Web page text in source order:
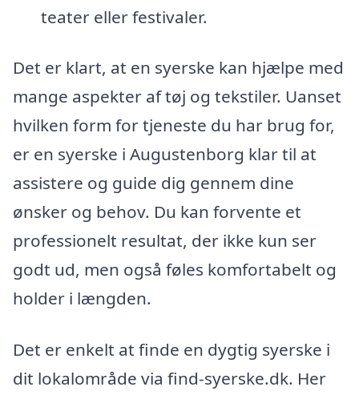
teater eller festivaler.
Det er klart, at en syerske kan hjælpe med
mange aspekter af tøj og tekstiler. Uanset
hvilken form for tjeneste du har brug for,
er en syerske i Augustenborg klar til at
assistere og guide dig gennem dine
ønsker og behov. Du kan forvente et
professionelt resultat, der ikke kun ser
godt ud, men også føles komfortabelt og
holder i længden.
Det er enkelt at finde en dygtig syerske i
dit lokalområde via find-syerske.dk. Her